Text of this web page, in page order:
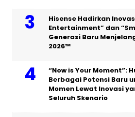
Hisense Hadirkan
Entertainment” dan
Generasi Baru
2026™
“Now is Your Moment”:
Berbagai Potensi Baru
Momen Lewat Inovasi
Seluruh Skenario